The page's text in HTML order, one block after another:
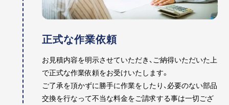
正式な作業依頼
お見積内容を明示させていただき、ご納得いただいた上
で正式な作業依頼をお受けいたします。
ご了承を頂かずに勝手に作業をしたり、必要のない部品
交換を行なって不当な料金をご請求する事は一切ござ